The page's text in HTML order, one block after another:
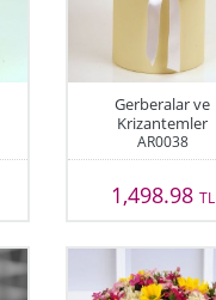
Gerberalar ve
Krizantemler
AR0038
1,498.98 TL